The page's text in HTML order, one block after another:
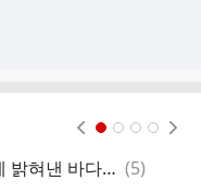
존나 흥미로운 과학자들이 12년만에 밝혀낸 바다속 신비한 문양의 비밀.jpgif 댓
(5)